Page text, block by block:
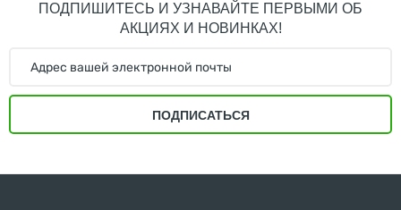
ПОДПИШИТЕСЬ И УЗНАВАЙТЕ ПЕРВЫМИ ОБ
АКЦИЯХ И НОВИНКАХ!
ПОДПИСАТЬСЯ